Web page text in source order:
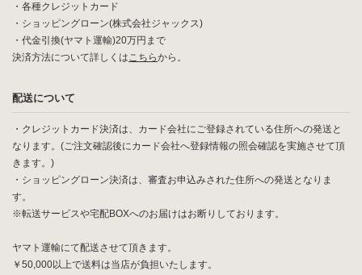
・各種クレジットカード
・ショッピングローン(株式会社ジャックス)
・代金引換(ヤマト運輸)20万円まで
決済方法について詳しくはこちらから。
配送について
・クレジットカード決済は、カード会社にご登録されている住所への発送と
なります。(ご注文確認後にカード会社へ登録情報の照会確認を実施させて頂
きます。)
・ショッピングローン決済は、審査お申込みされた住所への発送となりま
す。
※転送サービスや宅配BOXへのお届けはお断りしております。
ヤマト運輸にて配送させて頂きます。
￥50,000以上で送料は当店が負担いたします。